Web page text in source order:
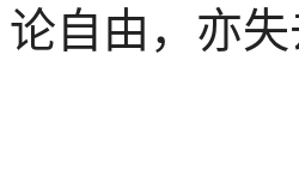
论自由，亦